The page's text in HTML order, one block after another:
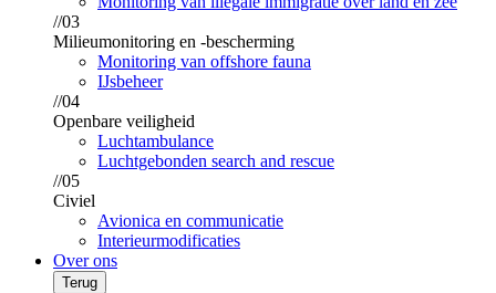
//03
Milieumonitoring en -bescherming
Monitoring van offshore fauna
IJsbeheer
//04
Openbare veiligheid
Luchtambulance
Luchtgebonden search and rescue
//05
Civiel
Avionica en communicatie
Interieurmodificaties
Over ons
Terug